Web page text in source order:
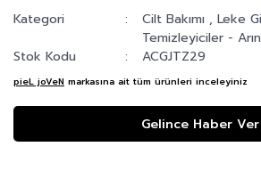
Kategori
Cilt Bakımı ,Leke
Temizleyiciler -
Stok Kodu
ACGJTZ29
pieL joVeN markasına ait tüm ürünleri inceleyiniz
Gelince Haber Ver